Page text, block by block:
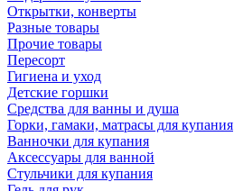
Открытки, конверты
Разные товары
Прочие товары
Пересорт
Гигиена и уход
Детские горшки
Средства для ванны и душа
Горки, гамаки, матрасы для купания
Ванночки для купания
Аксессуары для ванной
Стульчики для купания